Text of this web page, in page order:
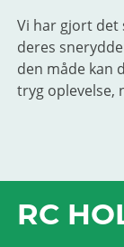
Vi har gjort det
deres
den måde kan
tryg oplevelse,
RC